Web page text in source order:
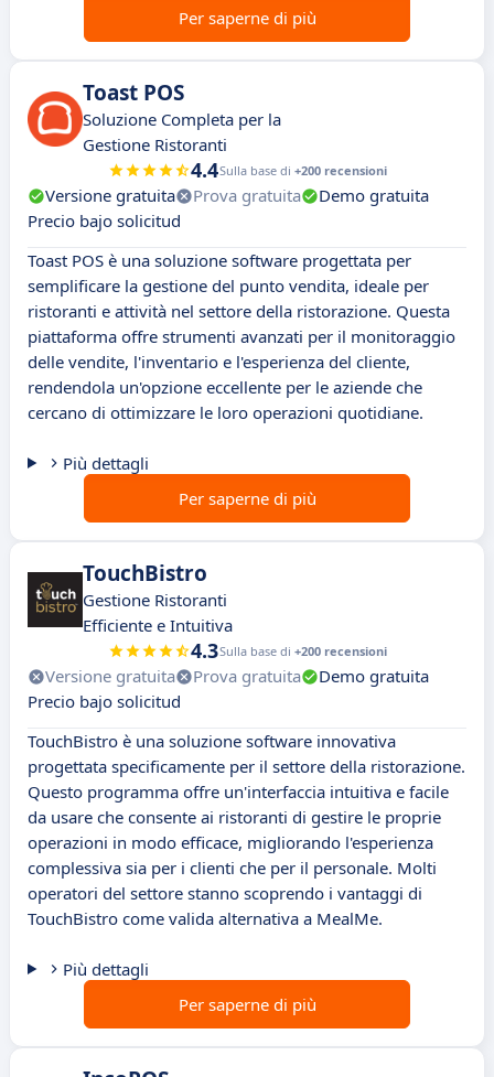
Per saperne di più
Toast POS
Soluzione Completa per la
Gestione Ristoranti
4.4Sulla base di +200 recensioni
Versione gratuita Prova gratuita
Demo gratuita
Precio bajo solicitud
Toast POS è una soluzione software progettata per
semplificare la gestione del punto vendita, ideale per
ristoranti e attività nel settore della ristorazione. Questa
piattaforma offre strumenti avanzati per il monitoraggio
delle vendite, l'inventario e l'esperienza del cliente,
rendendola un'opzione eccellente per le aziende che
cercano di ottimizzare le loro operazioni quotidiane.
Più dettagli
Per saperne di più
TouchBistro
Gestione Ristoranti
Efficiente e Intuitiva
4.3Sulla base di +200 recensioni
Versione gratuita Prova gratuita
Demo gratuita
Precio bajo solicitud
TouchBistro è una soluzione software innovativa
progettata specificamente per il settore della ristorazione.
Questo programma offre un'interfaccia intuitiva e facile
da usare che consente ai ristoranti di gestire le proprie
operazioni in modo efficace, migliorando l'esperienza
complessiva sia per i clienti che per il personale. Molti
operatori del settore stanno scoprendo i vantaggi di
TouchBistro come valida alternativa a MealMe.
Più dettagli
Per saperne di più